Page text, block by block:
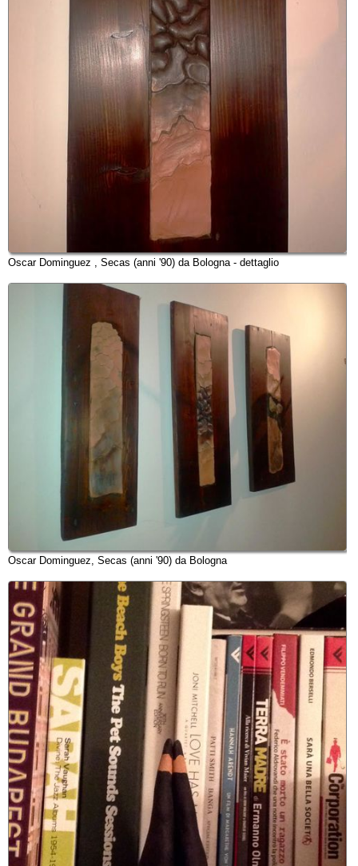
Oscar Dominguez , Secas (anni '90) da Bologna - dettaglio
Oscar Dominguez, Secas (anni '90) da Bologna